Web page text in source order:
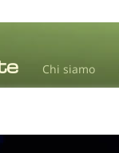
Chi siamo